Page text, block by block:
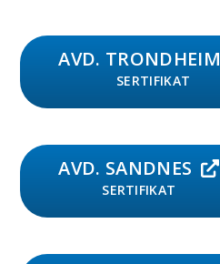
AVD. TRONDHEIM
SERTIFIKAT
AVD. SANDNES
SERTIFIKAT